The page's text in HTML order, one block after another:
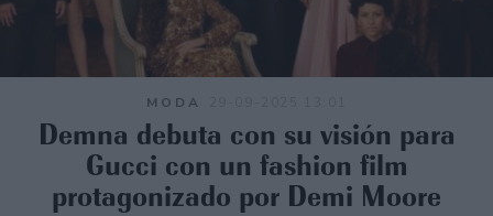
MODA
Demna debuta con su visión para
Gucci con un fashion film
protagonizado por Demi Moore